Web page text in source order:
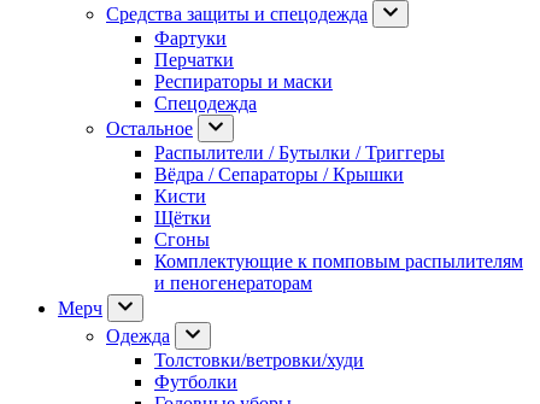
Средства защиты и спецодежда
Фартуки
Перчатки
Респираторы и маски
Спецодежда
Остальное
Распылители / Бутылки / Триггеры
Вёдра / Сепараторы / Крышки
Кисти
Щётки
Сгоны
Комплектующие к помповым распылителям
и пеногенераторам
Мерч
Одежда
Толстовки/ветровки/худи
Футболки